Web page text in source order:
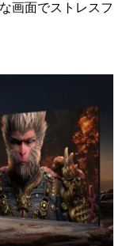
画面でストレスフ